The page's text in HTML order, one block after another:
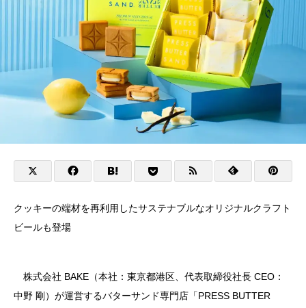
クッキーの端材を再利用したサステナブルなオリジナルクラフト
ビールも登場
株式会社 BAKE（本社：東京都港区、代表取締役社長 CEO：
中野 剛）が運営するバターサンド専門店「PRESS BUTTER